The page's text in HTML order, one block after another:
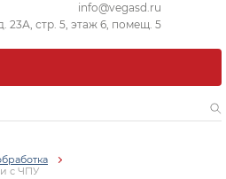
info@vegasd.ru
23А, стр. 5, этаж 6, помещ. 5
с ЧПУ